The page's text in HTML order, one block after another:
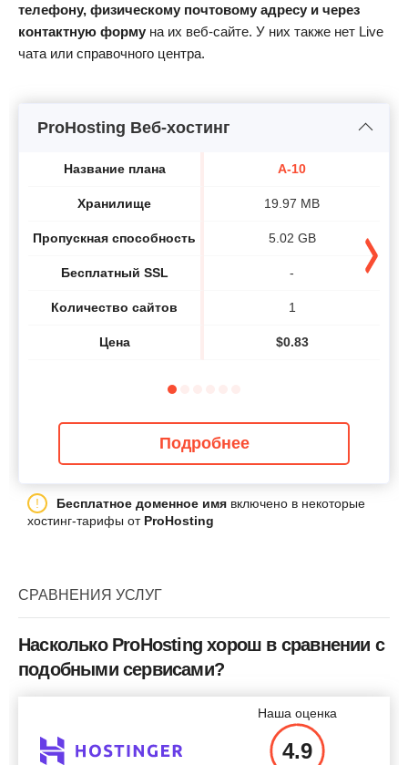
телефону, физическому почтовому адресу и через
контактную форму на их веб-сайте. У них также нет Live
чата или справочного центра.
ProHosting Веб-хостинг
Название плана
Хранилище
Пропускная способность
Бесплатный SSL
Количество сайтов
Цена
A-10
19.97 MB
5.02 GB
-
1
$0.83
Подробнее
Бесплатное доменное имя включено в некоторые
хостинг-тарифы от ProHosting
СРАВНЕНИЯ УСЛУГ
Насколько ProHosting хорош в сравнении с
подобными сервисами?
Наша оценка
4.9